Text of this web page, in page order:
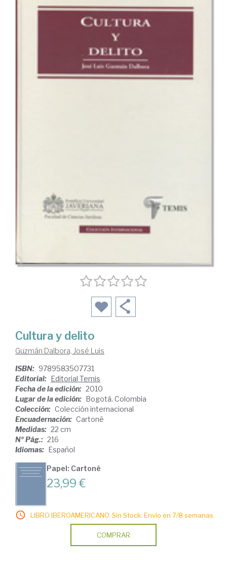
Cultura y delito
Guzmán Dalbora, José Luis
ISBN: 9789583507731
Editorial: Editorial Temis
Fecha de la edición: 2010
Lugar de la edición: Bogotá. Colombia
Colección: Colección internacional
Encuadernación: Cartoné
Medidas: 22 cm
Nº Pág.: 216
Idiomas: Español
Papel: Cartoné
23,99 €
LIBRO IBEROAMERICANO. Sin Stock. Envío en 7/8 semanas.
COMPRAR